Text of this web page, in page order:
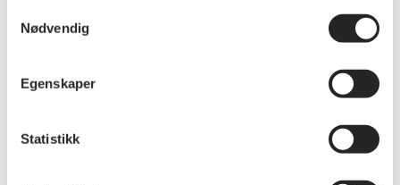
Nødvendig
Egenskaper
Statistikk
Annet